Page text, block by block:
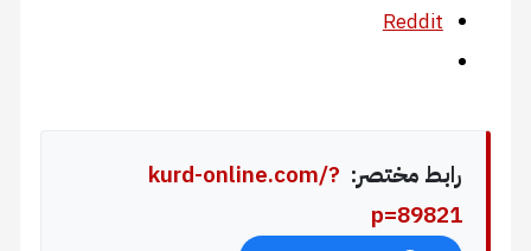
مختصر: kurd-online.com/?